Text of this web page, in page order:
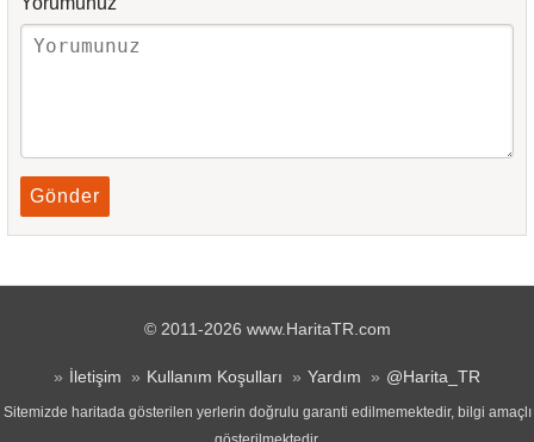
Gönder
© 2011-2026 www.HaritaTR.com
İletişim Kullanım Koşulları Yardım @Harita_TR
Sitemizde haritada gösterilen yerlerin doğrulu garanti edilmemektedir, bilgi amaçlı